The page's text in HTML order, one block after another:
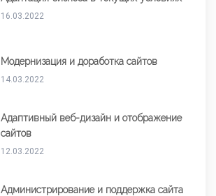
16.03.2022
Модернизация и доработка сайтов
14.03.2022
Адаптивный веб-дизайн и отображение
сайтов
12.03.2022
Администрирование и поддержка сайта